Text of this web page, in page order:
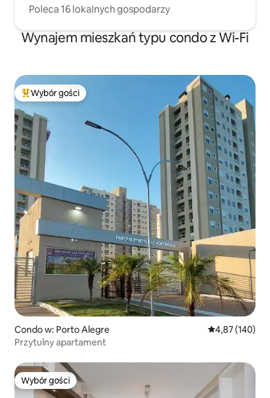
Poleca 16 lokalnych gospodarzy
Wynajem mieszkań typu condo z Wi-Fi
Najpopularniejsze z kategorii Wybór gości
Wybór gości
Condo w: Porto Alegre Średnia
4,87 (140)
Przytulny apartament
Wybór gości
Wybór gości